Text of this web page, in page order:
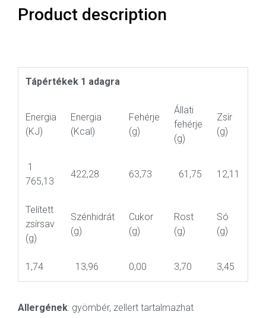
Product description
Tápértékek 1 adagra
Energia
(KJ)
Energia
(Kcal)
Fehérje
(g)
Állati
fehérje
(g)
Zsír
(g)
1
765,13
422,28 63,73 61,75 12,11
Telített
zsírsav
(g)
Szénhidrát
(g)
Cukor
(g)
Rost
(g)
Só
(g)
1,74 13,96 0,00 3,70 3,45
Allergének: gyömbér, zellert tartalmazhat